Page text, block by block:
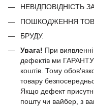
НЕВІДПОВІДНІСТЬ
ПОШКОДЖЕННЯ
БРУДУ.
Увага! При
дефектів ми
коштів. Тому
товару
Якщо дефект
пошту чи вайбер, з